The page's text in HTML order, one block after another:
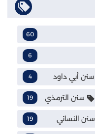
60
6
سنن أبي داود 4
سنن الترمذي 19
سنن النسائي 19